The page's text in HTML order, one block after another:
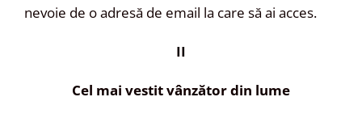
nevoie de o adresă de email la care să ai acces.
II
Cel mai vestit vânzător din lume